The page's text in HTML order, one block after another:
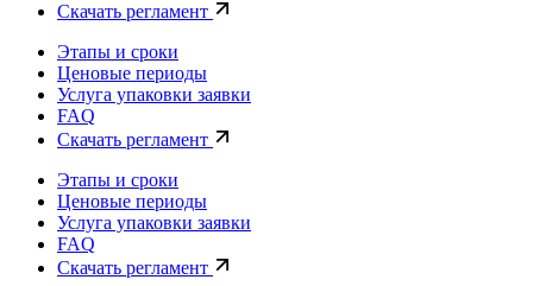
Скачать регламент
Этапы и сроки
Ценовые периоды
Услуга упаковки заявки
FAQ
Скачать регламент
Этапы и сроки
Ценовые периоды
Услуга упаковки заявки
FAQ
Скачать регламент